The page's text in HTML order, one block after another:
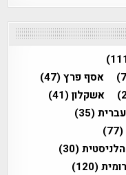
אסף פרץ(47)
אשקלון(41)
(35)
(77)
(30)
(120)